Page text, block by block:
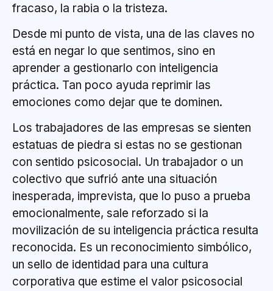
fracaso, la rabia o la tristeza.
Desde mi punto de vista, una de las claves no
está en negar lo que sentimos, sino en
aprender a gestionarlo con inteligencia
práctica. Tan poco ayuda reprimir las
emociones como dejar que te dominen.
Los trabajadores de las empresas se sienten
estatuas de piedra si estas no se gestionan
con sentido psicosocial. Un trabajador o un
colectivo que sufrió ante una situación
inesperada, imprevista, que lo puso a prueba
emocionalmente, sale reforzado si la
movilización de su inteligencia práctica resulta
reconocida. Es un reconocimiento simbólico,
un sello de identidad para una cultura
corporativa que estime el valor psicosocial